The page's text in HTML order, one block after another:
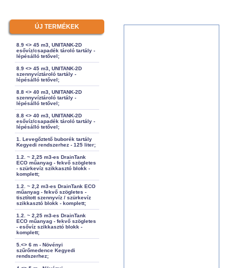
ÚJ TERMÉKEK
8.9 <> 45 m3, UNITANK-2D
esővíz/csapadék tároló tartály -
lépésálló tetővel;
8.9 <> 45 m3, UNITANK-2D
szennyvíztároló tartály -
lépésálló tetővel;
8.8 <> 40 m3, UNITANK-2D
szennyvíztároló tartály -
lépésálló tetővel;
8.8 <> 40 m3, UNITANK-2D
esővíz/csapadék tároló tartály -
lépésálló tetővel;
1. Levegőztető buborék tartály
Kegyedi rendszerhez - 125 liter;
1.2. ~ 2,25 m3-es DrainTank
ECO műanyag - fekvő szögletes
- szürkevíz szikkasztó blokk -
komplett;
1.2. ~ 2,2 m3-es DrainTank ECO
műanyag - fekvő szögletes -
tisztított szennyvíz / szürkevíz
szikkasztó blokk - komplett;
1.2. ~ 2,25 m3-es DrainTank
ECO műanyag - fekvő szögletes
- esővíz szikkasztó blokk -
komplett;
5.<> 6 m - Növényi
szűrőmedence Kegyedi
rendszerhez;